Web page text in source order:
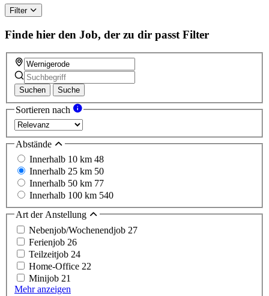
Filter
Finde hier den Job, der zu dir passt Filter
Suchen Suche
Sortieren nach
Abstände
Innerhalb 10 km 48
Innerhalb 25 km 50
Innerhalb 50 km 77
Innerhalb 100 km 540
Art der Anstellung
Nebenjob/Wochenendjob 27
Ferienjob 26
Teilzeitjob 24
Home-Office 22
Minijob 21
Mehr anzeigen